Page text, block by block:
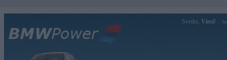
Sveiks, Viesi!